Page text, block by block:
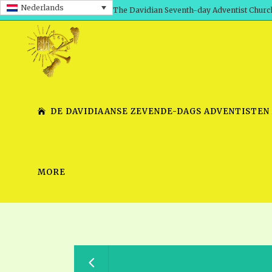
Nederlands The Davidian Seventh-day Adventist
DE DAVIDIAANSE ZEVENDE-DAGS
TIMELY GREETINGS, VOL. 2
SERIES
MORE